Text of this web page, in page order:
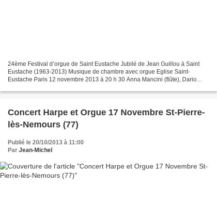
24ème Festival d’orgue de Saint Eustache Jubilé de Jean Guillou à Saint
Eustache (1963-2013) Musique de chambre avec orgue Eglise Saint-
Eustache Paris 12 novembre 2013 à 20 h 30 Anna Mancini (flûte), Dario
Concert Harpe et Orgue 17 Novembre St-Pierre-
lès-Nemours (77)
Publié le 20/10/2013 à 11:00
Par Jean-Michel